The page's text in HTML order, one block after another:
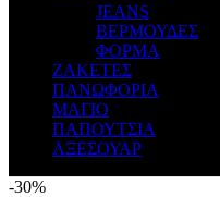
JEANS
ΒΕΡΜΟΥΔΕΣ
ΦΟΡΜΑ
ΖΑΚΕΤΕΣ
ΠΑΝΩΦΟΡΙΑ
ΜΑΓΙΟ
ΠΑΠΟΥΤΣΙΑ
ΑΞΕΣΟΥΑΡ
-30%